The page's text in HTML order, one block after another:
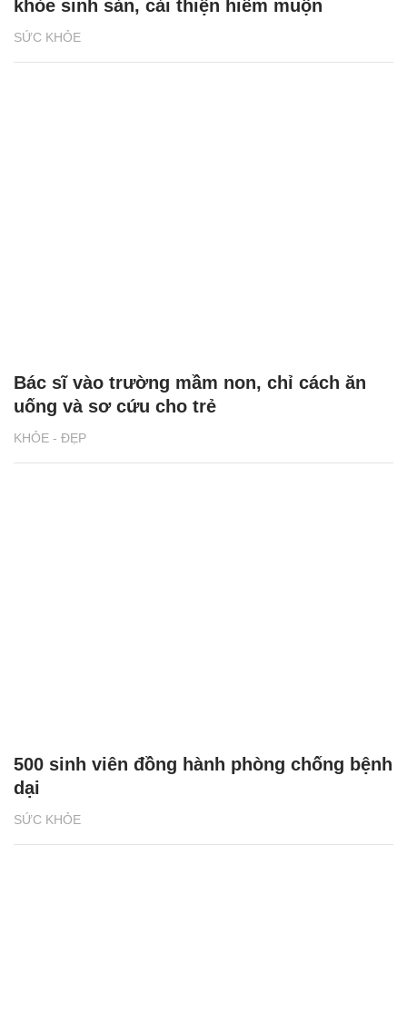
SỨC KHỎE
khỏe sinh sản, cải thiện hiếm muộn
KHỎE - ĐẸP
Bác sĩ vào trường mầm non, chỉ cách ăn
uống và sơ cứu cho trẻ
SỨC KHỎE
500 sinh viên đồng hành phòng chống bệnh
dại